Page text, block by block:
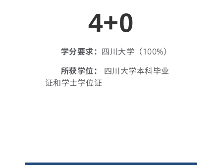
4+0
学分要求： 四川大学（100%）
所获学位：
四川大学本科毕业
证和学士学位证